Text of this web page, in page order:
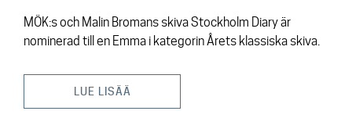
MÖK:s och Malin Bromans skiva Stockholm Diary är
nominerad till en Emma i kategorin Årets klassiska skiva.
LUE LISÄÄ